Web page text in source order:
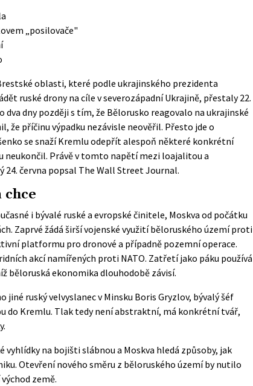
„posilovače"
oblasti, které podle ukrajinského prezidenta
ruské drony na cíle v severozápadní Ukrajině, přestaly 22.
dny později s tím, že Bělorusko reagovalo na ukrajinské
že příčinu výpadku nezávisle neověřil. Přesto jde o
se snaží Kremlu odepřít alespoň některé konkrétní
neukončil. Právě v tomto napětí mezi loajalitou a
24. června popsal The Wall Street Journal.
chce
i bývalé ruské a evropské činitele, Moskva od počátku
Zaprvé žádá širší vojenské využití běloruského území proti
platformu pro dronové a případně pozemní operace.
akcí namířených proti NATO. Zatřetí jako páku používá
běloruská ekonomika dlouhodobě závisí.
jiné ruský velvyslanec v Minsku Boris Gryzlov, bývalý šéf
do Kremlu. Tlak tedy není abstraktní, má konkrétní tvář,
vyhlídky na bojišti slábnou a Moskva hledá způsoby, jak
Otevření nového směru z běloruského území by nutilo
země.